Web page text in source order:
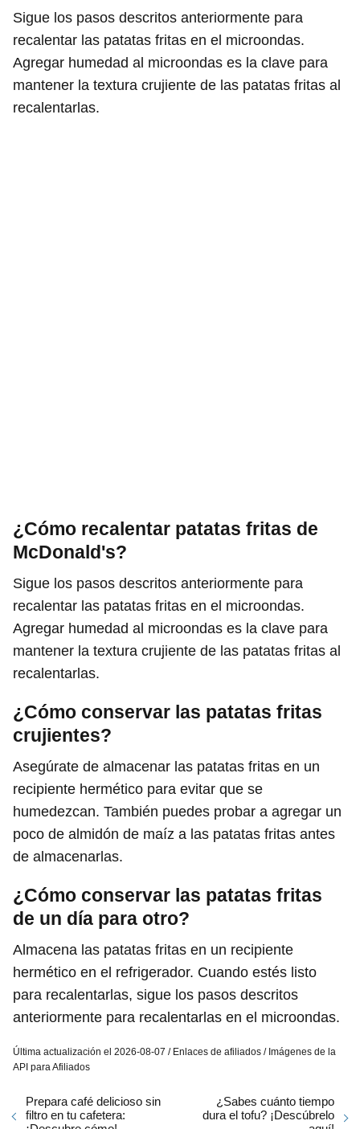
Sigue los pasos descritos anteriormente para
recalentar las patatas fritas en el microondas.
Agregar humedad al microondas es la clave para
mantener la textura crujiente de las patatas fritas al
recalentarlas.
¿Cómo recalentar patatas fritas de
McDonald's?
Sigue los pasos descritos anteriormente para
recalentar las patatas fritas en el microondas.
Agregar humedad al microondas es la clave para
mantener la textura crujiente de las patatas fritas al
recalentarlas.
¿Cómo conservar las patatas fritas
crujientes?
Asegúrate de almacenar las patatas fritas en un
recipiente hermético para evitar que se
humedezcan. También puedes probar a agregar un
poco de almidón de maíz a las patatas fritas antes
de almacenarlas.
¿Cómo conservar las patatas fritas
de un día para otro?
Almacena las patatas fritas en un recipiente
hermético en el refrigerador. Cuando estés listo
para recalentarlas, sigue los pasos descritos
anteriormente para recalentarlas en el microondas.
Última actualización el 2026-08-07 / Enlaces de afiliados / Imágenes de la
API para Afiliados
Prepara café delicioso sin
filtro en tu cafetera:
¿Sabes cuánto tiempo
dura el tofu? ¡Descúbrelo